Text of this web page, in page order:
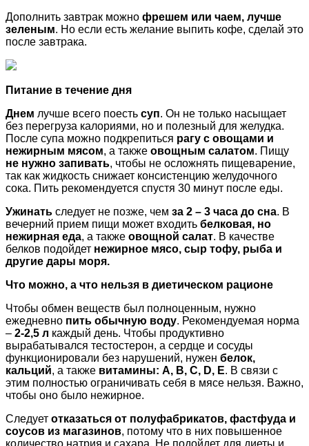
Дополнить завтрак можно фрешем или чаем, лучше
зеленым. Но если есть желание выпить кофе, сделай это
после завтрака.
Питание в течение дня
Днем лучше всего поесть суп. Он не только насыщает
без перегруза калориями, но и полезный для желудка.
После супа можно подкрепиться рагу с овощами и
нежирным мясом, а также овощным салатом. Пищу
не нужно запивать, чтобы не осложнять пищеварение,
так как жидкость снижает консистенцию желудочного
сока. Пить рекомендуется спустя 30 минут после еды.
Ужинать следует не позже, чем за 2 – 3 часа до сна. В
вечерний прием пищи может входить белковая, но
нежирная еда, а также овощной салат. В качестве
белков подойдет нежирное мясо, сыр тофу, рыба и
другие дары моря.
Что можно, а что нельзя в диетическом рационе
Чтобы обмен веществ был полноценным, нужно
ежедневно пить обычную воду. Рекомендуемая норма
– 2-2,5 л каждый день. Чтобы продуктивно
вырабатывался тестостерон, а сердце и сосуды
функционировали без нарушений, нужен белок,
кальций, а также витамины: А, В, С, D, E. В связи с
этим полностью ограничивать себя в мясе нельзя. Важно,
чтобы оно было нежирное.
Следует отказаться от полуфабрикатов, фастфуда и
соусов из магазинов, потому что в них повышенное
количество натрия и сахара. Не подойдет для диеты и